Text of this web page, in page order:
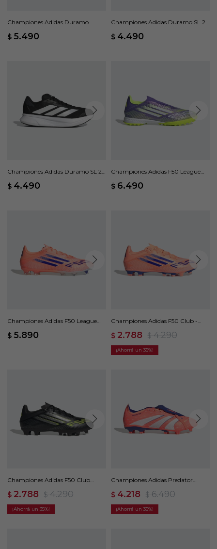
Championes Adidas Duramo
$ 5.490
Championes Adidas Duramo SL 2 -
$ 4.490
Championes Adidas Duramo SL 2 -
$ 4.490
Championes Adidas F50 League
$ 6.490
Championes Adidas F50 League
Naranja
$ 5.890
Championes Adidas F50 Club -
$ 2.788 $ 4.290
35
Championes Adidas F50 Club
$ 2.788 $ 4.290
35
Championes Adidas Predator
Naranja
$ 4.218 $ 6.490
35